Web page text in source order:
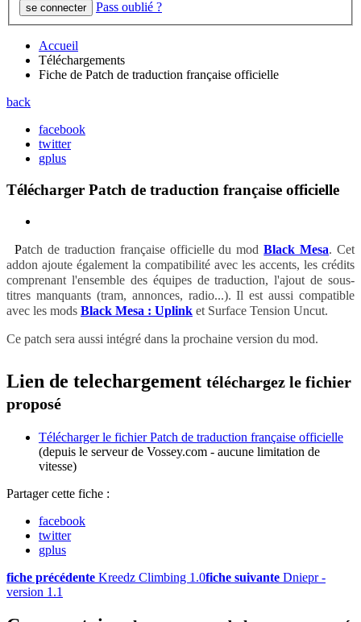
Pass oublié ?
Accueil
Téléchargements
Fiche de Patch de traduction française officielle
back
facebook
twitter
gplus
Télécharger Patch de traduction française officielle
Patch de traduction française officielle du modBlack Mesa. Cet
addon ajoute également la compatibilité avec les accents, les crédits
comprenant l'ensemble des équipes de traduction, l'ajout de sous-
titres manquants (tram, annonces, radio...). Il est aussi compatible
avec les mods Black Mesa : Uplink et Surface Tension Uncut.
Ce patch sera aussi intégré dans la prochaine version du mod.
Lien de telechargement téléchargez le fichier
proposé
Télécharger le fichier Patch de traduction française officielle
(depuis le serveur de Vossey.com - aucune limitation de
vitesse)
Partager cette fiche :
facebook
twitter
gplus
fiche précédente Kreedz Climbing 1.0fiche suivante Dniepr -
version 1.1